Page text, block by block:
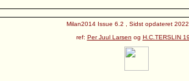
Milan2014 Issue 6.2 , Sidst opdateret
ref: Per Juul Larsen og H.C.TERSLIN